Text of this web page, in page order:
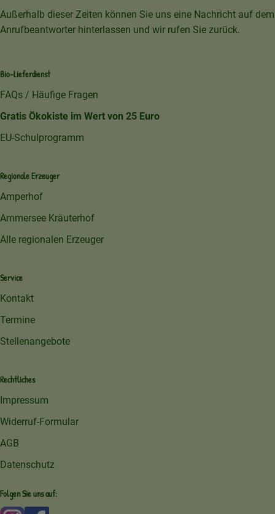
Außerhalb dieser Zeiten können Sie uns eine Nachricht auf dem
Anrufbeantworter hinterlassen und wir rufen Sie zurück.
Bio-Lieferdienst
FAQs / Häufige Fragen
Gratis Ökokiste im Wert von 25 Euro
EU-Schulprogramm
Regionale Erzeuger
Amperhof
Ammersee Kräuterhof
Alle regionalen Erzeuger
Service
Kontakt
Termine
Stellenangebote
Rechtliches
Impressum
Widerruf-Formular
AGB
Datenschutz
Folgen Sie uns auf: